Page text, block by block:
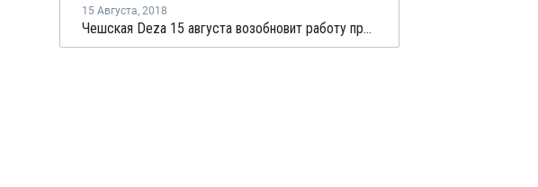
15 Августа, 2018
Чешская Deza 15 августа возобновит работу производства пластификаторов после ремонта